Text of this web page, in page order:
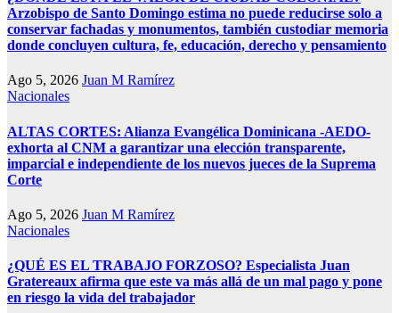
Arzobispo de Santo Domingo estima no puede reducirse solo a
conservar fachadas y monumentos, también custodiar memoria
donde concluyen cultura, fe, educación, derecho y pensamiento
Ago 5, 2026 Juan M Ramírez
Nacionales
ALTAS CORTES: Alianza Evangélica Dominicana -AEDO-
exhorta al CNM a garantizar una elección transparente,
imparcial e independiente de los nuevos jueces de la Suprema
Corte
Ago 5, 2026 Juan M Ramírez
Nacionales
¿QUÉ ES EL TRABAJO FORZOSO? Especialista Juan
Gratereaux afirma que este va más allá de un mal pago y pone
en riesgo la vida del trabajador